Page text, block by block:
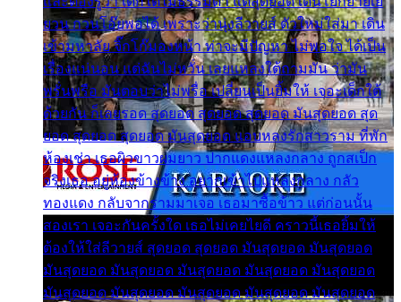
ยวน กวนโอ๊ยพอได้ เพราะว่านุ่งลีวายส์ ตัวใหม่ใส่มา เดิน
เข้ามหาลัย จิ๊กโก๊มองหน้า ท่าจะมีปัญหา ไม่พอใจ ได้เป็น
เรื่องแน่นอน แต่ฉันไม่หวั่น เลยแหลงใต้ถามมัน ว่ามัน
พรั่นพรือ มันตอบว่าไม่พรื่อ เปลี่ยนเป็นยิ้มให้ เจอะเด็กใต้
ด้วยกัน ก็เลยรอด สุดยอด สุดยอด สุดยอด มันสุดยอด สุด
ยอด สุดยอด สุดยอด มันสุดยอด แอบหลงรักสาวราม ที่พัก
ห้องเช่า เธอผิวขาวผมยาว ปากแดงแหลงกลาง ถูกสเป็ก
จริงเธอ อยู่ห้องข้างข้าง อยากเข้าไปแหลงกลาง กลัว
ทองแดง กลับจากรามมาเจอ เธอมาซื้อข้าว แต่ก่อนนั้น
สองเรา เจอะกันครั้งใด เธอไม่เคยไยดี คราวนี้เธอยิ้มให้
ต้องให้ใส่ลีวายส์ สุดยอด สุดยอด มันสุดยอด มันสุดยอด
มันสุดยอด มันสุดยอด มันสุดยอด มันสุดยอด มันสุดยอด
มันสุดยอด มันสุดยอด มันสุดยอด มันสุดยอด มันสุดยอด